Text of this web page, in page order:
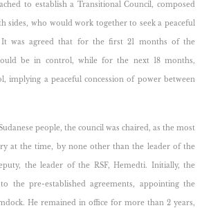
to establish a Transitional Council, composed
sides, who would work together to seek a peaceful
was agreed that for the first 21 months of the
be in control, while for the next 18 months,
implying a peaceful concession of power between
people, the council was chaired, as the most
at the time, by none other than the leader of the
the leader of the RSF, Hemedti. Initially, the
the pre-established agreements, appointing the
He remained in office for more than 2 years,